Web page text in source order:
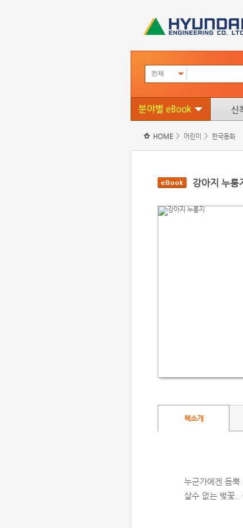
전체
HOME 어린이 한국동화
강아지 누룽
책소개
누군가에겐 듬뿍
살수 없는 벚꽃..